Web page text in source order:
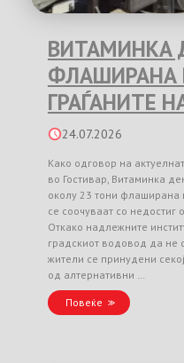
ВИТАМИНКА
ФЛАШИРАНА
ГРАЃАНИТЕ
24.07.2026
Како одговор на
во Гостивар, Витаминка
околу 23 тони флаширана
се соочуваат со
Откако надлежните
градскиот водовод да не
жители се принудени
од алтернативни …
Повеќе